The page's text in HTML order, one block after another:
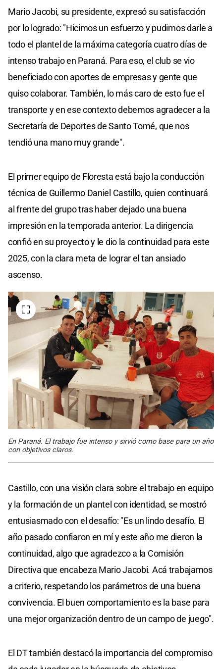
Mario Jacobi, su presidente, expresó su satisfacción
por lo logrado: "Hicimos un esfuerzo y pudimos darle a
todo el plantel de la máxima categoría cuatro días de
intenso trabajo en Paraná. Para eso, el club se vio
beneficiado con aportes de empresas y gente que
quiso colaborar. También, lo más caro de esto fue el
transporte y en ese contexto debemos agradecer a la
Secretaría de Deportes de Santo Tomé, que nos
tendió una mano muy grande".
El primer equipo de Floresta está bajo la conducción
técnica de Guillermo Daniel Castillo, quien continuará
al frente del grupo tras haber dejado una buena
impresión en la temporada anterior. La dirigencia
confió en su proyecto y le dio la continuidad para este
2025, con la clara meta de lograr el tan ansiado
ascenso.
En Paraná. El trabajo fue intenso y sirvió como base para un año
con objetivos claros.
Castillo, con una visión clara sobre el trabajo en equipo
y la formación de un plantel con identidad, se mostró
entusiasmado con el desafío: "Es un lindo desafío. El
año pasado confiaron en mí y este año me dieron la
continuidad, algo que agradezco a la Comisión
Directiva que encabeza Mario Jacobi. Acá trabajamos
a criterio, respetando los parámetros de una buena
convivencia. El buen comportamiento es la base para
una mejor organización dentro de un campo de juego".
El DT también destacó la importancia del compromiso